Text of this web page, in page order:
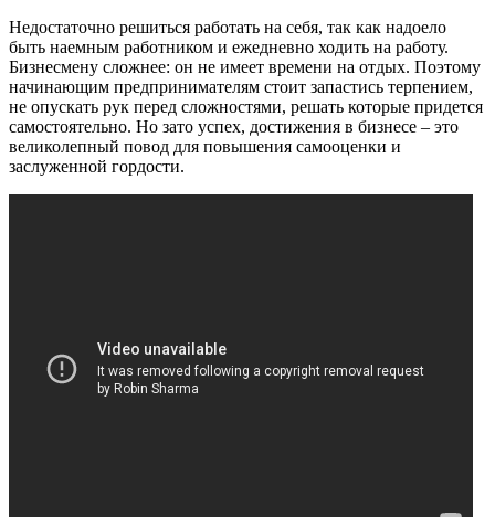
Недостаточно решиться работать на себя, так как надоело
быть наемным работником и ежедневно ходить на работу.
Бизнесмену сложнее: он не имеет времени на отдых. Поэтому
начинающим предпринимателям стоит запастись терпением,
не опускать рук перед сложностями, решать которые придется
самостоятельно. Но зато успех, достижения в бизнесе – это
великолепный повод для повышения самооценки и
заслуженной гордости.